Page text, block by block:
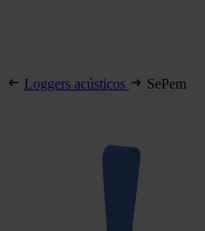
Loggers acústicos
SePem